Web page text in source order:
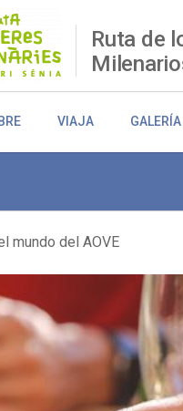
Ruta de
VIAJA GALERÍA
mundo del AOVE